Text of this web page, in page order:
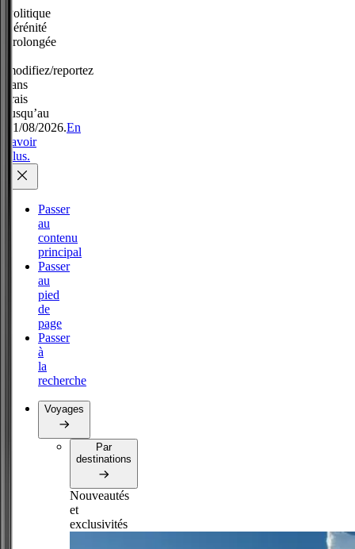
Politique
Sérénité
prolongée
modifiez/reportez
sans
frais
jusqu’au
31/08/2026.En
savoir
plus.
Passer
au
contenu
principal
Passer
au
pied
de
page
Passer
à
la
recherche
Voyages
Par
destinations
Nouveautés
et
exclusivités